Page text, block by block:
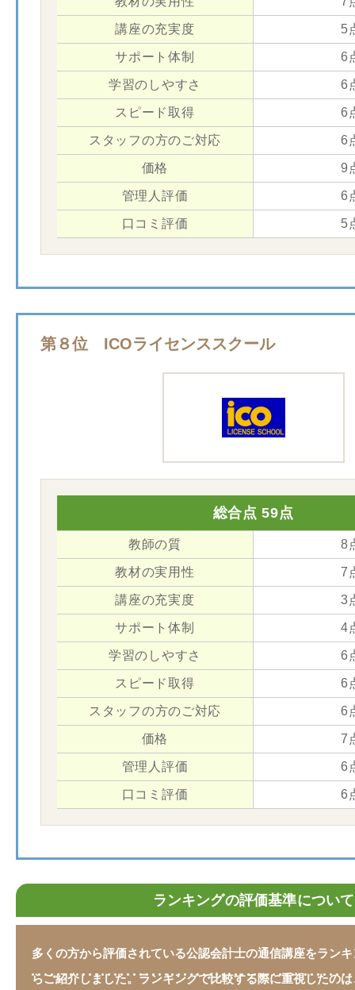
講座の充実度 5
サポート体制 6
学習のしやすさ 6
スピード取得 6
スタッフの方のご対応 6
価格 9
管理人評価 6
口コミ評価 5
第８位 ICOライセンススクール
総合点 59点
教師の質 8
教材の実用性 7
講座の充実度 3
サポート体制 4
学習のしやすさ 6
スピード取得 6
スタッフの方のご対応 6
価格 7
管理人評価 6
口コミ評価 6
ランキングの評価基準について
多くの方から評価されている公認会計士の通信講座をラン
らご紹介しました。ランキングで比較する際に重視したの